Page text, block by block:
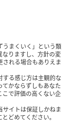
うまくいく」という類
なりますし、方針の変
れる場合もありえま
する感じ方は主観的な
かならずしもあなた
こで評価の高くない企
イトは保証しかねま
どめてください。